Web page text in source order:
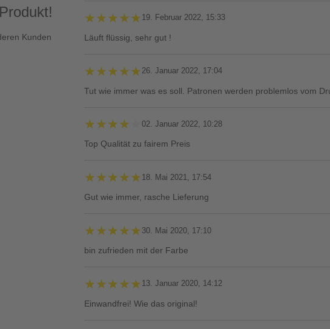
Kunden
★★★★★
★★★★★ 19. Februar 2022, 15:33
Läuft flüssig, sehr gut !
★★★★★
★★★★★ 26. Januar 2022, 17:04
Tut wie immer was es soll. Patronen werden problemlos vom
★★★★★
★★★★★ 02. Januar 2022, 10:28
Top Qualität zu fairem Preis
★★★★★
★★★★★ 18. Mai 2021, 17:54
Gut wie immer, rasche Lieferung
★★★★★
★★★★★ 30. Mai 2020, 17:10
bin zufrieden mit der Farbe
★★★★★
★★★★★ 13. Januar 2020, 14:12
Einwandfrei! Wie das original!